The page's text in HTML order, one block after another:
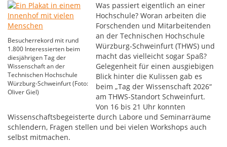
Besucherrekord mit rund
1.800 Interessierten beim
diesjährigen Tag der
Wissenschaft an der
Technischen Hochschule
Würzburg-Schweinfurt (Foto:
Oliver Giel)
Was passiert eigentlich an einer
Hochschule? Woran arbeiten die
Forschenden und Mitarbeitenden
an der Technischen Hochschule
Würzburg-Schweinfurt (THWS) und
macht das vielleicht sogar Spaß?
Gelegenheit für einen ausgiebigen
Blick hinter die Kulissen gab es
beim „Tag der Wissenschaft 2026“
am THWS-Standort Schweinfurt.
Von 16 bis 21 Uhr konnten
Wissenschaftsbegeisterte durch Labore und Seminarräume
schlendern, Fragen stellen und bei vielen Workshops auch
selbst mitmachen.